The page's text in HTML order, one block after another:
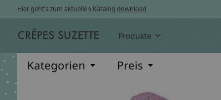
Hier geht’s zum aktuellen Katalog download
Produkte
Kategorien Preis